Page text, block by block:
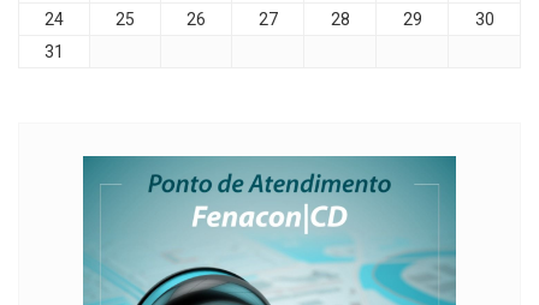
24
25 26 27 28 29
30
31